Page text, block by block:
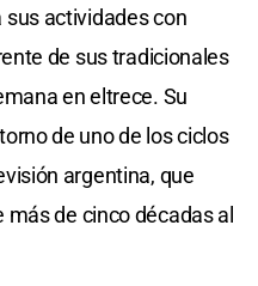
actividades con
de sus tradicionales
en eltrece. Su
de uno de los ciclos
argentina, que
de cinco décadas al